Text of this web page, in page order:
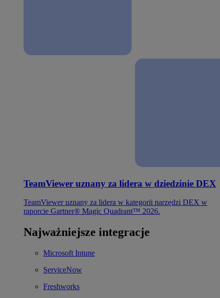
TeamViewer uznany za lidera w dziedzinie DEX
TeamViewer uznany za lidera w kategorii narzędzi DEX w
raporcie Gartner® Magic Quadrant™ 2026.
Najważniejsze integracje
Microsoft Intune
ServiceNow
Freshworks